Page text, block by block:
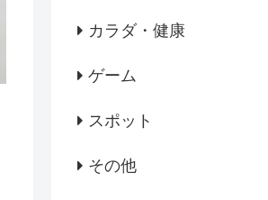
カラダ・健康
ゲーム
スポット
その他